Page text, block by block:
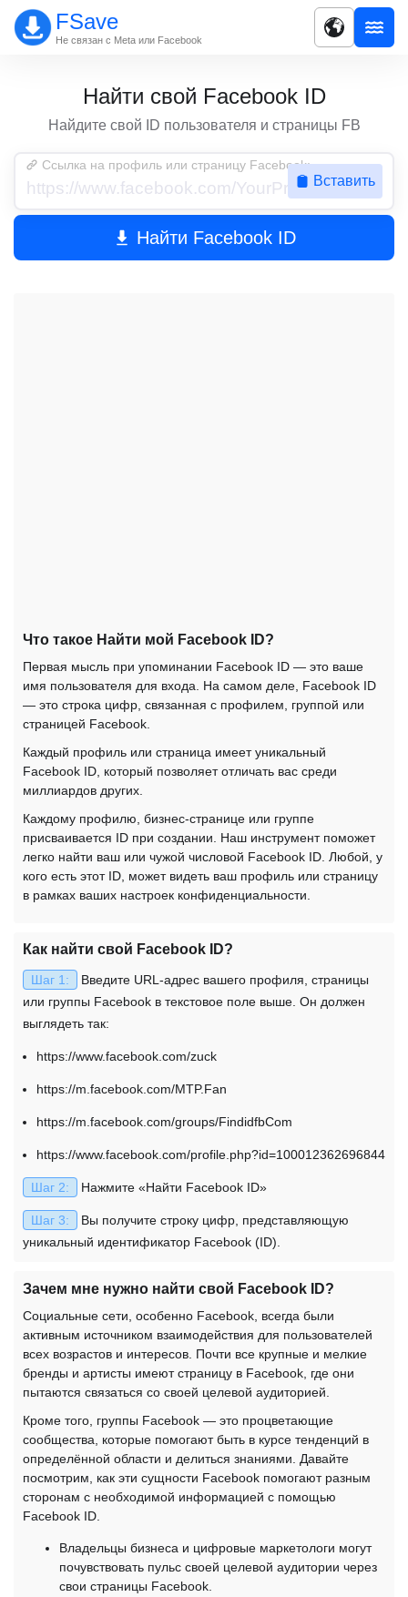
FSave
Не связан с Meta или Facebook
Найти свой Facebook ID
Найдите свой ID пользователя и страницы FB
Ссылка на профиль или страницу Facebook:
Вставить
Найти Facebook ID
Что такое Найти мой Facebook ID?
Первая мысль при упоминании Facebook ID — это ваше
имя пользователя для входа. На самом деле, Facebook ID
— это строка цифр, связанная с профилем, группой или
страницей Facebook.
Каждый профиль или страница имеет уникальный
Facebook ID, который позволяет отличать вас среди
миллиардов других.
Каждому профилю, бизнес-странице или группе
присваивается ID при создании. Наш инструмент поможет
легко найти ваш или чужой числовой Facebook ID. Любой, у
кого есть этот ID, может видеть ваш профиль или страницу
в рамках ваших настроек конфиденциальности.
Как найти свой Facebook ID?
Шаг 1:
Введите URL-адрес вашего профиля, страницы
или группы Facebook в текстовое поле выше. Он должен
выглядеть так:
https://www.facebook.com/zuck
https://m.facebook.com/MTP.Fan
https://m.facebook.com/groups/FindidfbCom
https://www.facebook.com/profile.php?id=100012362696844
Шаг 2: Нажмите «Найти Facebook ID»
Шаг 3:
Вы получите строку цифр, представляющую
уникальный идентификатор Facebook (ID).
Зачем мне нужно найти свой Facebook ID?
Социальные сети, особенно Facebook, всегда были
активным источником взаимодействия для пользователей
всех возрастов и интересов. Почти все крупные и мелкие
бренды и артисты имеют страницу в Facebook, где они
пытаются связаться со своей целевой аудиторией.
Кроме того, группы Facebook — это процветающие
сообщества, которые помогают быть в курсе тенденций в
определённой области и делиться знаниями. Давайте
посмотрим, как эти сущности Facebook помогают разным
сторонам с необходимой информацией с помощью
Facebook ID.
Владельцы бизнеса и цифровые маркетологи могут
почувствовать пульс своей целевой аудитории через
свои страницы Facebook.